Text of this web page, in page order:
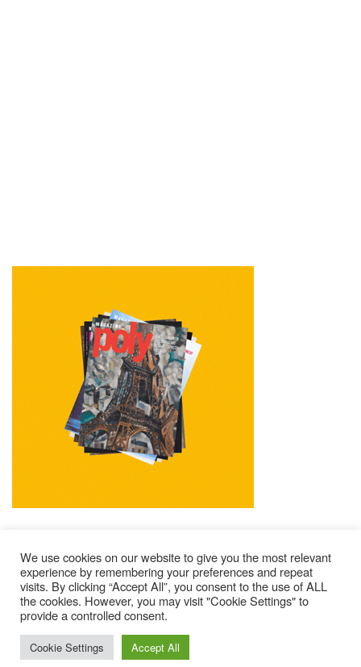
Mentions Légales Contacts
Où Trouver Poly ?
Lire Les Anciens N°
S’abonner À Poly
© 2025 – Magazine Poly – BKN
We use cookies on our website to give you the most relevant
experience by remembering your preferences and repeat
visits. By clicking “Accept All”, you consent to the use of ALL
the cookies. However, you may visit "Cookie Settings" to
provide a controlled consent.
Cookie Settings Accept All